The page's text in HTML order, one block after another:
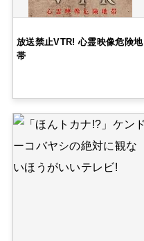
放送禁止VTR! 心霊映像危険地
帯